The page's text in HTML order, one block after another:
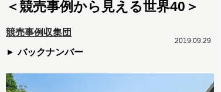
＜競売事例から見える世界40＞
競売事例収集団
バックナンバー
2019.09.29